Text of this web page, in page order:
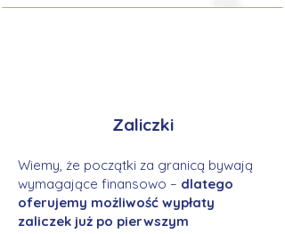
Zaliczki
Wiemy, że początki za granicą bywają
wymagające finansowo – dlatego
oferujemy możliwość wypłaty
zaliczek już po pierwszym